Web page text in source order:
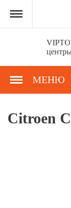
страница
МЕНЮ
Citroen